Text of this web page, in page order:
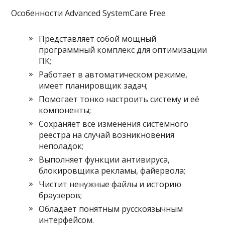
Особенности Advanced SystemCare Free
Представляет собой мощный
программный комплекс для оптимизации
ПК;
Работает в автоматическом режиме,
имеет планировщик задач;
Помогает тонко настроить систему и её
компоненты;
Сохраняет все изменения системного
реестра на случай возникновения
неполадок;
Выполняет функции антивируса,
блокировщика рекламы, файервола;
Чистит ненужные файлы и историю
браузеров;
Обладает понятным русскоязычным
интерфейсом.